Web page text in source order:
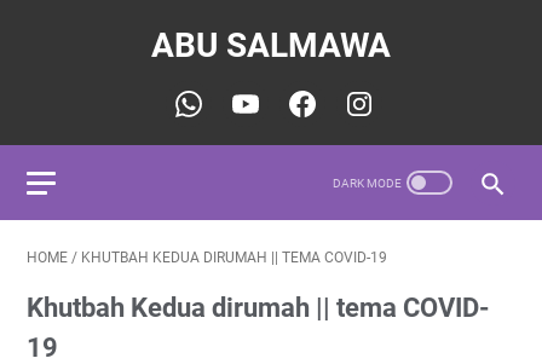
ABU SALMAWA
HOME / KHUTBAH KEDUA DIRUMAH || TEMA COVID-19
Khutbah Kedua dirumah || tema COVID-
19